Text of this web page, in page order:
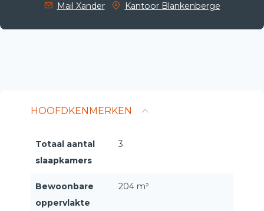
Mail Xander
Kantoor Blankenberge
HOOFDKENMERKEN
Totaal aantal
slaapkamers
3
Bewoonbare
oppervlakte
204 m²